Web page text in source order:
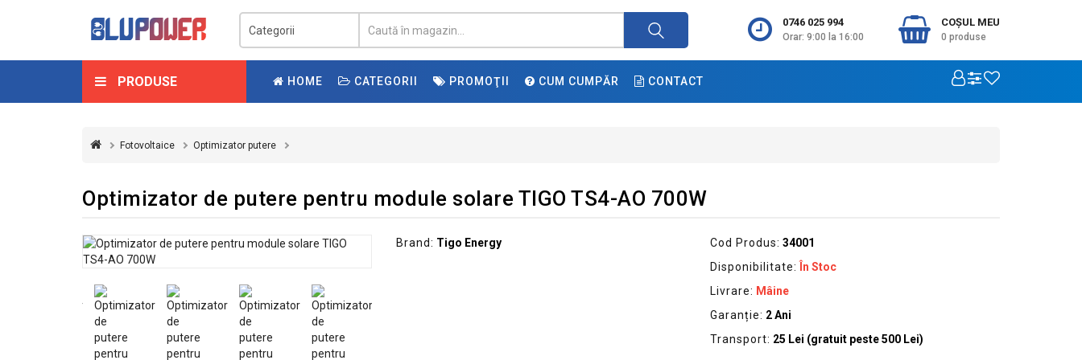
0746 025 994
Orar: 9:00 la 16:00
COŞUL MEU
0 produse
PRODUSE HOME CATEGORII PROMOŢII CUM CUMPĂR CONTACT
Fotovoltaice Optimizator putere
Optimizator de putere pentru module solare TIGO TS4-AO 700W
Brand: Tigo Energy Cod Produs: 34001
Disponibilitate:
În Stoc
Livrare: Mâine
Garanție: 2 Ani
Transport: 25 Lei (gratuit peste 500 Lei)